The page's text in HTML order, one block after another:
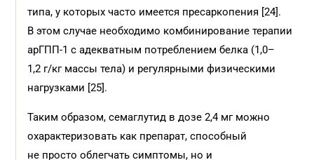
типа, у которых часто имеется пресаркопения [24].
В этом случае необходимо комбинирование терапии
арГПП-1 с адекватным потреблением белка (1,0–
1,2 г/кг массы тела) и регулярными физическими
нагрузками [25].
Таким образом, семаглутид в дозе 2,4 мг можно
охарактеризовать как препарат, способный
не просто облегчать симптомы, но и